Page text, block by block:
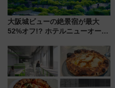
大阪城ビューの絶景宿が最大
52%オフ!? ホテルニューオータ
ール」で秋の関西旅を豪華にす
る方法（8月20日まで！）